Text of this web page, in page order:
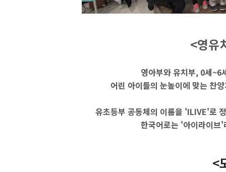
<영유
영아부와 유치부, 0세~6
어린 아이들의 눈높이에 맞는 찬
유초등부 공동체의 이름을 'ILIVE'로
한국어로는 '아이라이브
<